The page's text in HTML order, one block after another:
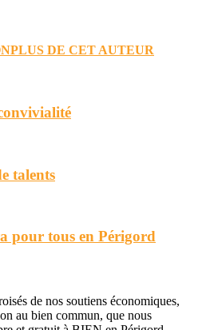
PLUS DE CET AUTEUR
talents
pour tous en Périgord
de nos soutiens économiques,
au bien commun, que nous